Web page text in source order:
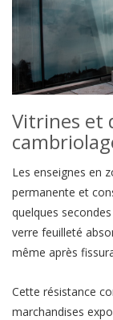
Vitrines et
Les enseignes en
permanente et
quelques
verre feuilleté
même après
Cette résistance
marchandises